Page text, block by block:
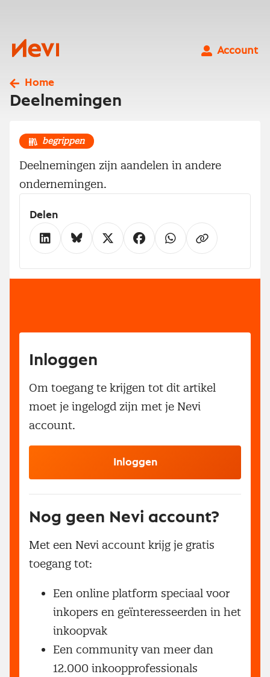
Nevi
Account
Home
Deelnemingen
begrippen
Deelnemingen zijn aandelen in andere
ondernemingen.
Delen
Inloggen
Om toegang te krijgen tot dit artikel
moet je ingelogd zijn met je Nevi
account.
Inloggen
Nog geen Nevi account?
Met een Nevi account krijg je gratis
toegang tot:
Een online platform speciaal voor
inkopers en geïnteresseerden in het
inkoopvak
Een community van meer dan
12.000 inkoopprofessionals